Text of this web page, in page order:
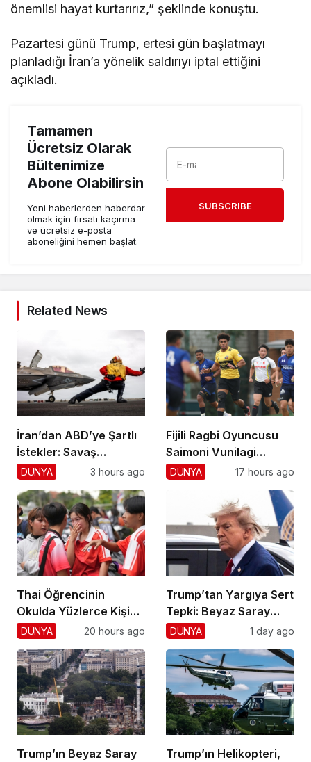
önemlisi hayat kurtarırız,” şeklinde konuştu.
Pazartesi günü Trump, ertesi gün başlatmayı
planladığı İran’a yönelik saldırıyı iptal ettiğini
açıkladı.
Tamamen
Ücretsiz Olarak
Bültenimize
Abone Olabilirsin
Yeni haberlerden haberdar
olmak için fırsatı kaçırma
ve ücretsiz e-posta
aboneliğini hemen başlat.
SUBSCRIBE
Related News
İran’dan ABD’ye Şartlı
İstekler: Savaş
Sonlansın!
DÜNYA 3 hours ago
Fijili Ragbi Oyuncusu
Saimoni Vunilagi
Hayatını Kaybetti
DÜNYA 17 hours ago
Thai Öğrencinin
Okulda Yüzlerce Kişiyi
Vurdu!
DÜNYA 20 hours ago
Trump’tan Yargıya Sert
Tepki: Beyaz Saray
Krizi!
DÜNYA 1 day ago
Trump’ın Beyaz Saray
Trump’ın Helikopteri,